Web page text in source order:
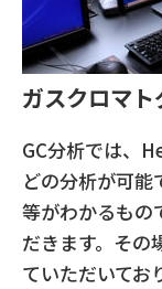
ガスクロマト
GC分析では、
どの分析が可
等がわかるもの
だきます。その
ていただいてお